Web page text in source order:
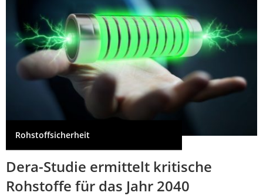
Rohstoffsicherheit
Dera-Studie ermittelt kritische
Rohstoffe für das Jahr 2040